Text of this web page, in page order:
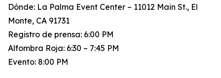
Dónde: La Palma Event Center – 11012 Main St., El
Monte, CA 91731
Registro de prensa: 6:00 PM
Alfombra Roja: 6:30 – 7:45 PM
Evento: 8:00 PM